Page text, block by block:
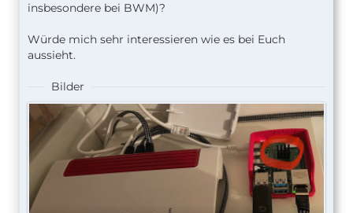
insbesondere bei BWM)?
Würde mich sehr interessieren wie es bei Euch
aussieht.
Bilder